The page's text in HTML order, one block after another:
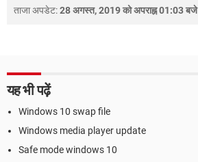
ताजा अपडेट:28 अगस्त, 2019 को अपराह्न 01:03 बजे
यह भी पढ़ें
Windows 10 swap file
Windows media player update
Safe mode windows 10